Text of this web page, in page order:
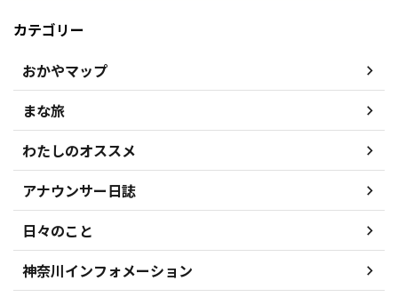
カテゴリー
おかやマップ
まな旅
わたしのオススメ
アナウンサー日誌
日々のこと
神奈川インフォメーション